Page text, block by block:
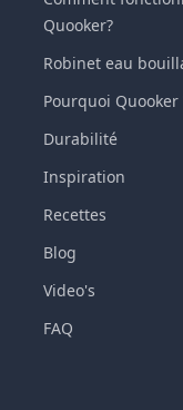
Quooker?
Robinet eau
Pourquoi Quooker
Durabilité
Inspiration
Recettes
Blog
Video's
FAQ